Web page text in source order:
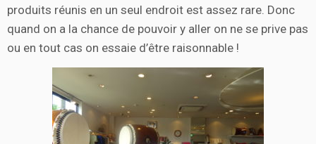
produits réunis en un seul endroit est assez rare. Donc
quand on a la chance de pouvoir y aller on ne se prive pas
ou en tout cas on essaie d’être raisonnable !